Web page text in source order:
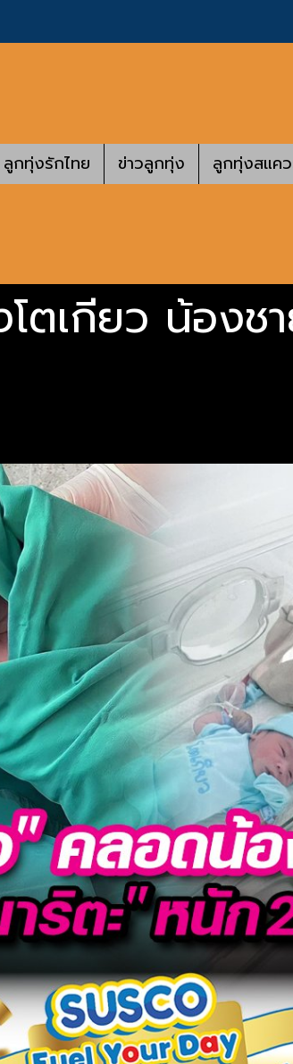
กทุ่งรักไทย ข่าวลูกทุ่ง ลูกทุ่งสแค
เกียว น้องช